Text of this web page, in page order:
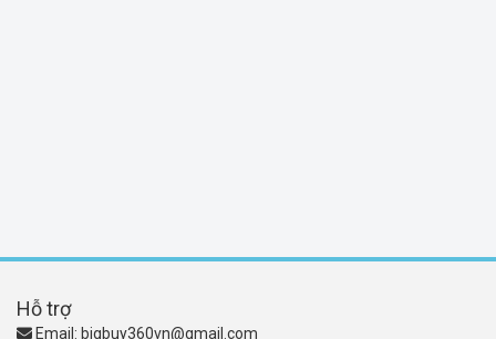
Hỗ trợ
Email: bigbuy360vn@gmail.com